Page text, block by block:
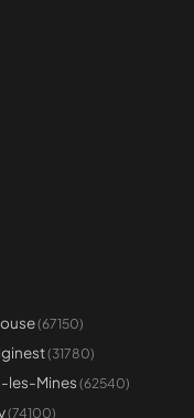
(67150)
(31780)
les-Mines(62540)
(74100)